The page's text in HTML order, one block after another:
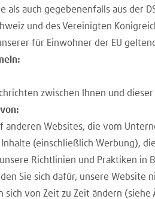
auch gegebenenfalls aus der
und des Vereinigten
für Einwohner der EU
zwischen Ihnen und dieser
anderen Websites, die vom
(einschließlich Werbung),
Richtlinien und Praktiken
Sie sich dafür, unsere
sich von Zeit zu Zeit ändern